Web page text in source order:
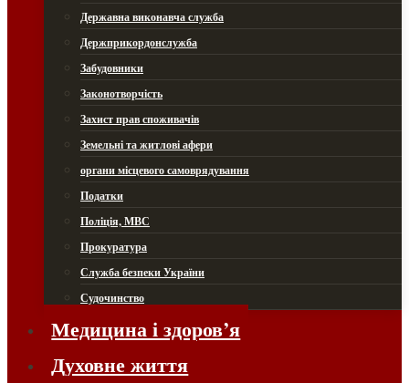
Державна виконавча служба
Держприкордонслужба
Забудовники
Законотворчість
Захист прав споживачів
Земельні та житлові афери
органи місцевого самоврядування
Податки
Поліція, МВС
Прокуратура
Служба безпеки України
Судочинство
Медицина і здоров’я
Духовне життя